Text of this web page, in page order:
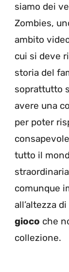
siamo dei
Zombies,
ambito
cui si deve
storia del
soprattutto
avere una
per poter
tutto il
comunque
all’altezza
gioco che
collezione.